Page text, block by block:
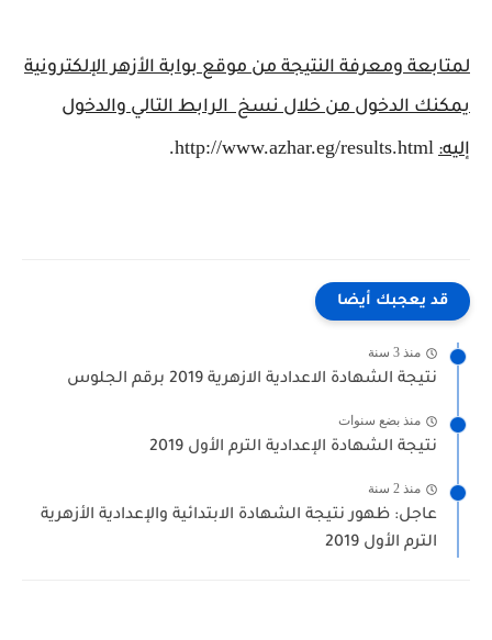
لمتابعة ومعرفة النتيجة من موقع بوابة الأزهر الإلكترونية
يمكنك الدخول من خلال نسخ الرابط التالي والدخول
إليه:
http://www.azhar.eg/results.html.
قد يعجبك أيضا
منذ 3 سنة
نتيجة الشهادة الاعدادية الازهرية 2019 برقم الجلوس
منذ بضع سنوات
نتيجة الشهادة الإعدادية الترم الأول 2019
منذ 2 سنة
عاجل: ظهور نتيجة الشهادة الابتدائية والإعدادية الأزهرية
الترم الأول 2019